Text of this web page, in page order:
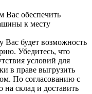
Вас обеспечить
к месту
Вас будет возможность
Убедитесь, что
условий для
в праве выгрузить
По согласованию с
склад и доставить